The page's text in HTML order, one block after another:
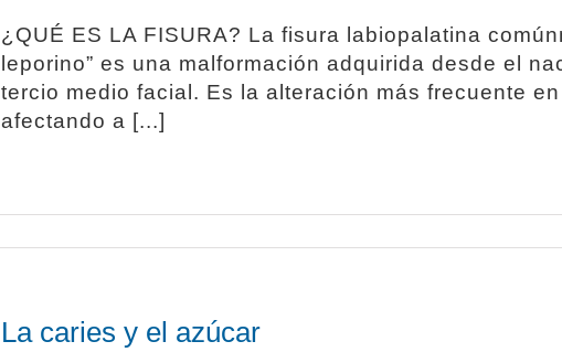
¿QUÉ ES LA FISURA? La fisura labiopalatina
leporino” es una malformación adquirida desde el
tercio medio facial. Es la alteración más frecuente
afectando a [...]
La caries y el azúcar